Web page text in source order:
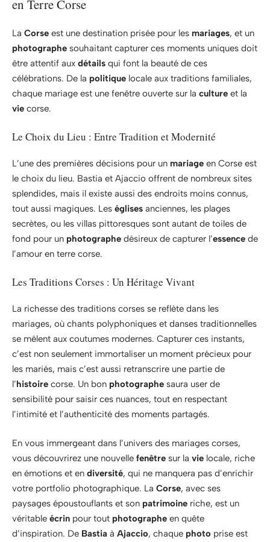
en Terre Corse
La Corse est une destination prisée pour les mariages, et un
photographe souhaitant capturer ces moments uniques doit
être attentif aux détails qui font la beauté de ces
célébrations. De la politique locale aux traditions familiales,
chaque mariage est une fenêtre ouverte sur la culture et la
vie corse.
Le Choix du Lieu : Entre Tradition et Modernité
L’une des premières décisions pour un mariage en Corse est
le choix du lieu. Bastia et Ajaccio offrent de nombreux sites
splendides, mais il existe aussi des endroits moins connus,
tout aussi magiques. Les églises anciennes, les plages
secrètes, ou les villas pittoresques sont autant de toiles de
fond pour un photographe désireux de capturer l’essence de
l’amour en terre corse.
Les Traditions Corses : Un Héritage Vivant
La richesse des traditions corses se reflète dans les
mariages, où chants polyphoniques et danses traditionnelles
se mêlent aux coutumes modernes. Capturer ces instants,
c’est non seulement immortaliser un moment précieux pour
les mariés, mais c’est aussi retranscrire une partie de
l’histoire corse. Un bon photographe saura user de
sensibilité pour saisir ces nuances, tout en respectant
l’intimité et l’authenticité des moments partagés.
En vous immergeant dans l’univers des mariages corses,
vous découvrirez une nouvelle fenêtre sur la vie locale, riche
en émotions et en diversité, qui ne manquera pas d’enrichir
votre portfolio photographique. La Corse, avec ses
paysages époustouflants et son patrimoine riche, est un
véritable écrin pour tout photographe en quête
d’inspiration. De Bastia à Ajaccio, chaque photo prise est